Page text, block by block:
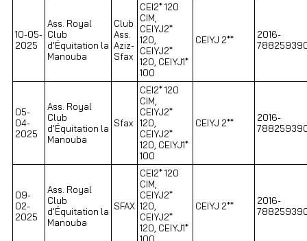
10-05-
2025
Ass. Royal
Club
d'Équitation la
Manouba
Club
Ass.
Aziz-
Sfax
CEI2* 120
CIM,
CEIYJ2*
120,
CEIYJ2*
120, CEIYJ1*
100
CEIYJ 2**
2016-
05-
04-
2025
Ass. Royal
Club
d'Équitation la
Manouba
Sfax
CEI2* 120
CIM,
CEIYJ2*
120,
CEIYJ2*
120, CEIYJ1*
100
CEIYJ 2**
2016-
09-
02-
2025
Ass. Royal
Club
d'Équitation la
Manouba
SFAX
CEI2* 120
CIM,
CEIYJ2*
120,
CEIYJ2*
120, CEIYJ1*
100
CEIYJ 2**
2016-